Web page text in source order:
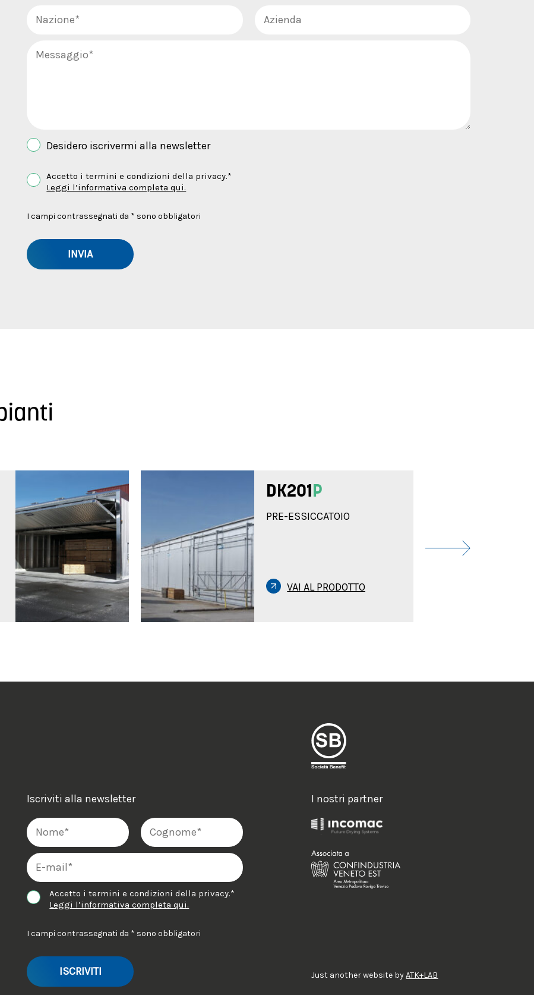
Desidero iscrivermi alla newsletter
Accetto i termini e condizioni della privacy.*
Leggi l’informativa completa qui.
I campi contrassegnati da * sono obbligatori
DK201P
PRE-ESSICCATOIO
VAI AL PRODOTTO
Iscriviti alla newsletter
Accetto i termini e condizioni della privacy.*
Leggi l’informativa completa qui.
I campi contrassegnati da * sono obbligatori
I nostri partner
Just another website byATK+LAB